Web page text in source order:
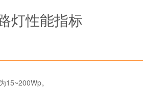
灯性能指标
15~200Wp。